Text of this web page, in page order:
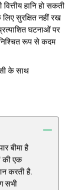
हानि हो सकती
सुरक्षित नहीं रख
घटनाओं पर
रूप से कदम
के साथ
बीमा है
की एक
करती है.
सभी